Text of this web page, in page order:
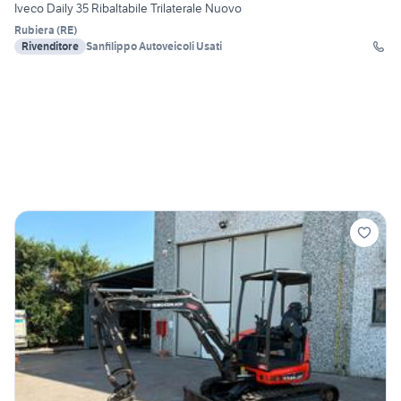
Iveco Daily 35 Ribaltabile Trilaterale Nuovo
Rubiera (RE)
Rivenditore Sanfilippo Autoveicoli Usati